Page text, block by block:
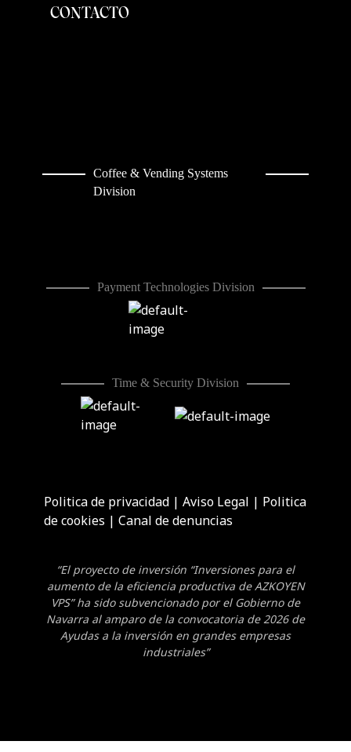
CONTACTO
Coffee & Vending Systems
Division
Payment Technologies Division
Time & Security Division
Politica de privacidad |Aviso Legal | Politica
de cookies |Canal de denuncias
“El proyecto de inversión “Inversiones para el
aumento de la eficiencia productiva de AZKOYEN
VPS” ha sido subvencionado por el Gobierno de
Navarra al amparo de la convocatoria de 2026 de
Ayudas a la inversión en grandes empresas
industriales”